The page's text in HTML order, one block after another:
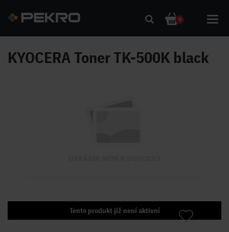
0
KYOCERA Toner TK-500K black
Tento produkt již není aktivní